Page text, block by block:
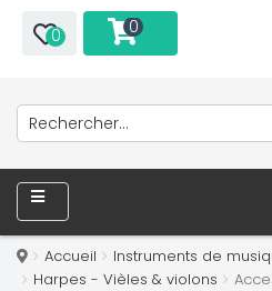
0 0
Accueil Instruments de
Harpes - Vièles & violons